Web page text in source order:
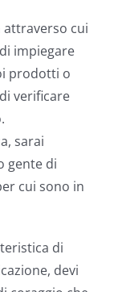
attraverso cui
impiegare
prodotti o
verificare
sarai
gente di
cui sono in
di
devi